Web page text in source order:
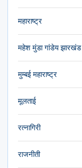
महाराष्ट्र
महेश मुंडा गांडेय झारखंड
मुम्बई महाराष्ट्र
मूलताई
रत्नागिरी
राजनीती